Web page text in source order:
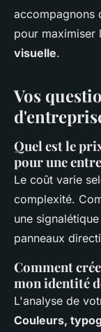
accompagnons
pour
visuelle.
Vos
Quel est le
pour une
Le coût varie
complexité.
une
panneaux
Comment
mon identité
L'analyse de
Couleurs,